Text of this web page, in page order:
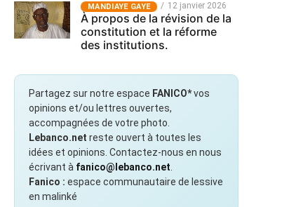
MANDIAYE GAYE 12 janvier 2026
À propos de la révision de la
constitution et la réforme
des institutions.
Partagez sur notre espace FANICO*vos
opinions et/ou lettres ouvertes,
accompagnées de votre photo.
Lebanco.net reste ouvert à toutes les
idées et opinions. Contactez-nous en nous
écrivant à fanico@lebanco.net
Fanico : espace communautaire de lessive
en malinké